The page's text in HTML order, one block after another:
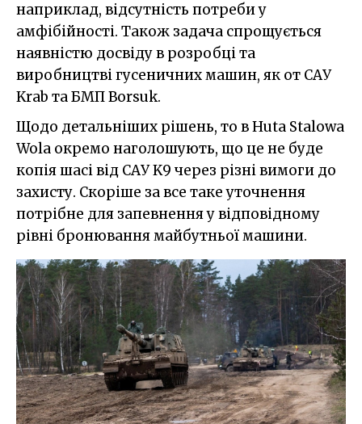
наприклад, відсутність потреби у
амфібійності. Також задача спрощується
наявністю досвіду в розробці та
виробництві гусеничних машин, як от САУ
Krab та БМП Borsuk.
Щодо детальніших рішень, то в Huta Stalowa
Wola окремо наголошують, що це не буде
копія шасі від САУ K9 через різні вимоги до
захисту. Скоріше за все таке уточнення
потрібне для запевнення у відповідному
рівні бронювання майбутньої машини.